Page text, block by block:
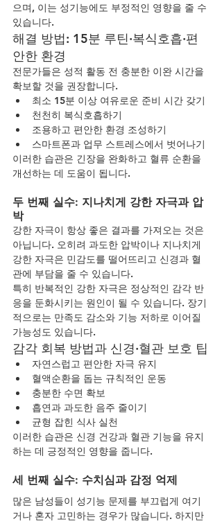
으며, 이는 성기능에도 부정적인 영향을 줄 수
있습니다.
해결 방법: 15분 루틴·복식호흡·편
안한 환경
전문가들은 성적 활동 전 충분한 이완 시간을
확보할 것을 권장합니다.
최소 15분 이상 여유로운 준비 시간 갖기
천천히 복식호흡하기
조용하고 편안한 환경 조성하기
스마트폰과 업무 스트레스에서 벗어나기
이러한 습관은 긴장을 완화하고 혈류 순환을
개선하는 데 도움이 됩니다.
두 번째 실수: 지나치게 강한 자극과 압
박
강한 자극이 항상 좋은 결과를 가져오는 것은
아닙니다. 오히려 과도한 압박이나 지나치게
강한 자극은 민감도를 떨어뜨리고 신경과 혈
관에 부담을 줄 수 있습니다.
특히 반복적인 강한 자극은 정상적인 감각 반
응을 둔화시키는 원인이 될 수 있습니다. 장기
적으로는 만족도 감소와 기능 저하로 이어질
가능성도 있습니다.
감각 회복 방법과 신경·혈관 보호 팁
자연스럽고 편안한 자극 유지
혈액순환을 돕는 규칙적인 운동
충분한 수면 확보
흡연과 과도한 음주 줄이기
균형 잡힌 식사 실천
이러한 습관은 신경 건강과 혈관 기능을 유지
하는 데 긍정적인 영향을 줍니다.
세 번째 실수: 수치심과 감정 억제
많은 남성들이 성기능 문제를 부끄럽게 여기
거나 혼자 고민하는 경우가 많습니다. 하지만